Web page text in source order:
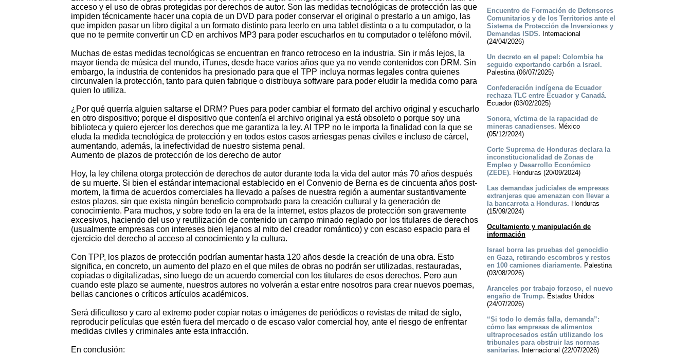
acceso y el uso de obras protegidas por derechos de autor. Son las medidas tecnológicas de protección las que
impiden técnicamente hacer una copia de un DVD para poder conservar el original o prestarlo a un amigo, las
que impiden pasar un libro digital a un formato distinto para leerlo en una tablet distinta o a tu computador, o la
que no te permite convertir un CD en archivos MP3 para poder escucharlos en tu computador o teléfono móvil.
Muchas de estas medidas tecnológicas se encuentran en franco retroceso en la industria. Sin ir más lejos, la
mayor tienda de música del mundo, iTunes, desde hace varios años que ya no vende contenidos con DRM. Sin
embargo, la industria de contenidos ha presionado para que el TPP incluya normas legales contra quienes
circunvalen la protección, tanto para quien fabrique o distribuya software para poder eludir la medida como para
quien lo utiliza.
¿Por qué querría alguien saltarse el DRM? Pues para poder cambiar el formato del archivo original y escucharlo
en otro dispositivo; porque el dispositivo que contenía el archivo original ya está obsoleto o porque soy una
biblioteca y quiero ejercer los derechos que me garantiza la ley. Al TPP no le importa la finalidad con la que se
eluda la medida tecnológica de protección y en todos estos casos arriesgas penas civiles e incluso de cárcel,
aumentando, además, la inefectividad de nuestro sistema penal.
Aumento de plazos de protección de los derecho de autor
Hoy, la ley chilena otorga protección de derechos de autor durante toda la vida del autor más 70 años después
de su muerte. Si bien el estándar internacional establecido en el Convenio de Berna es de cincuenta años post-
mortem, la firma de acuerdos comerciales ha llevado a países de nuestra región a aumentar sustantivamente
estos plazos, sin que exista ningún beneficio comprobado para la creación cultural y la generación de
conocimiento. Para muchos, y sobre todo en la era de la internet, estos plazos de protección son gravemente
excesivos, haciendo del uso y reutilización de contenido un campo minado reglado por los titulares de derechos
(usualmente empresas con intereses bien lejanos al mito del creador romántico) y con escaso espacio para el
ejercicio del derecho al acceso al conocimiento y la cultura.
Con TPP, los plazos de protección podrían aumentar hasta 120 años desde la creación de una obra. Esto
significa, en concreto, un aumento del plazo en el que miles de obras no podrán ser utilizadas, restauradas,
copiadas o digitalizadas, sino luego de un acuerdo comercial con los titulares de esos derechos. Pero aun
cuando este plazo se aumente, nuestros autores no volverán a estar entre nosotros para crear nuevos poemas,
bellas canciones o críticos artículos académicos.
Será dificultoso y caro al extremo poder copiar notas o imágenes de periódicos o revistas de mitad de siglo,
reproducir películas que estén fuera del mercado o de escaso valor comercial hoy, ante el riesgo de enfrentar
medidas civiles y criminales ante esta infracción.
En conclusión:
Encuentro de Formación de Defensores
Comunitarios y de los Territorios ante el
Sistema de Protección de Inversiones y
Demandas ISDS. Internacional
(24/04/2026)
Un decreto en el papel: Colombia ha
seguido exportando carbón a Israel.
Palestina (06/07/2025)
Confederación indígena de Ecuador
rechaza TLC entre Ecuador y Canadá.
Ecuador (03/02/2025)
Sonora, víctima de la rapacidad de
mineras canadienses. México
(05/12/2024)
Corte Suprema de Honduras declara la
inconstitucionalidad de Zonas de
Empleo y Desarrollo Económico
(ZEDE). Honduras (20/09/2024)
Las demandas judiciales de empresas
extranjeras que amenazan con llevar a
la bancarrota a Honduras. Honduras
(15/09/2024)
Ocultamiento y manipulación de
información
Israel borra las pruebas del genocidio
en Gaza, retirando escombros y restos
en 100 camiones diariamente. Palestina
(03/08/2026)
Aranceles por trabajo forzoso, el nuevo
engaño de Trump. Estados Unidos
(24/07/2026)
“Si todo lo demás falla, demanda”:
cómo las empresas de alimentos
ultraprocesados están utilizando los
tribunales para obstruir las normas
sanitarias. Internacional (22/07/2026)